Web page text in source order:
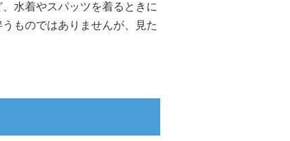
水着やスパッツを着るときに
ものではありませんが、見た